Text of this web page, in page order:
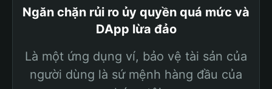
Ngăn chặn rủi ro ủy quyền quá mức và
DApp lừa đảo
Là một ứng dụng ví, bảo vệ tài sản của
người dùng là sứ mệnh hàng đầu của